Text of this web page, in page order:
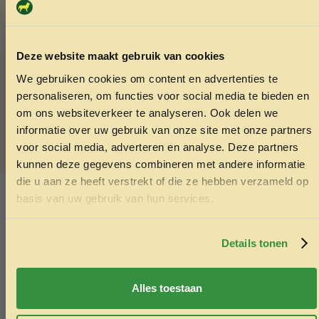
Deze website maakt gebruik van cookies
We gebruiken cookies om content en advertenties te
personaliseren, om functies voor social media te bieden en
om ons websiteverkeer te analyseren. Ook delen we
informatie over uw gebruik van onze site met onze partners
voor social media, adverteren en analyse. Deze partners
kunnen deze gegevens combineren met andere informatie
die u aan ze heeft verstrekt of die ze hebben verzameld op
basis van uw gebruik van hun services.
Details tonen
Alles toestaan
Vit. D3: 140
IJzer(II)sulfaat-monohydraat: 31,6
Calciumjodaat, watervrij: 0,40
Koper(II)sulfaat-pentahydraat: 3,5
Mangaan(II)sulfaat-monohydraat: 6,2
Zinksulfaat-monohydraat: 51
Conserveermiddelen.
SKU: 3010470170278
Categorieën: Blikvoer kat,Kattenvoer
Echt de moeite waard!
ONTVANG 5% KORTING OP
JE EERSTE BESTELLING!
Ontvang korting
Door je in te schrijven ga je akkoord met het ontvangen van